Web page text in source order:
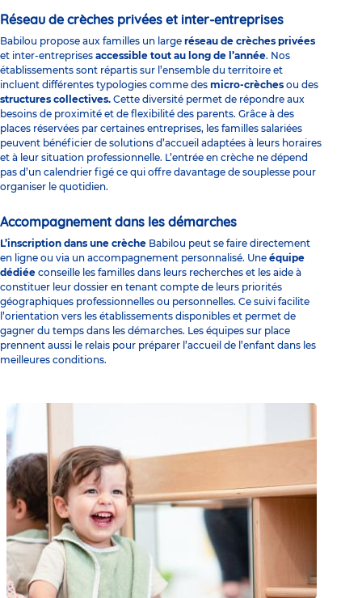
Réseau de crèches privées et inter-entreprises
Babilou propose aux familles un large réseau de crèches privées
et inter-entreprises accessible tout au long de l’année. Nos
établissements sont répartis sur l’ensemble du territoire et
incluent différentes typologies comme des micro-crèches ou des
structures collectives. Cette diversité permet de répondre aux
besoins de proximité et de flexibilité des parents. Grâce à des
places réservées par certaines entreprises, les familles salariées
peuvent bénéficier de solutions d’accueil adaptées à leurs horaires
et à leur situation professionnelle. L’entrée en crèche ne dépend
pas d’un calendrier figé ce qui offre davantage de souplesse pour
organiser le quotidien.
Accompagnement dans les démarches
L’inscription dans une crèche Babilou peut se faire directement
en ligne ou via un accompagnement personnalisé. Une équipe
dédiée conseille les familles dans leurs recherches et les aide à
constituer leur dossier en tenant compte de leurs priorités
géographiques professionnelles ou personnelles. Ce suivi facilite
l’orientation vers les établissements disponibles et permet de
gagner du temps dans les démarches. Les équipes sur place
prennent aussi le relais pour préparer l’accueil de l’enfant dans les
meilleures conditions.